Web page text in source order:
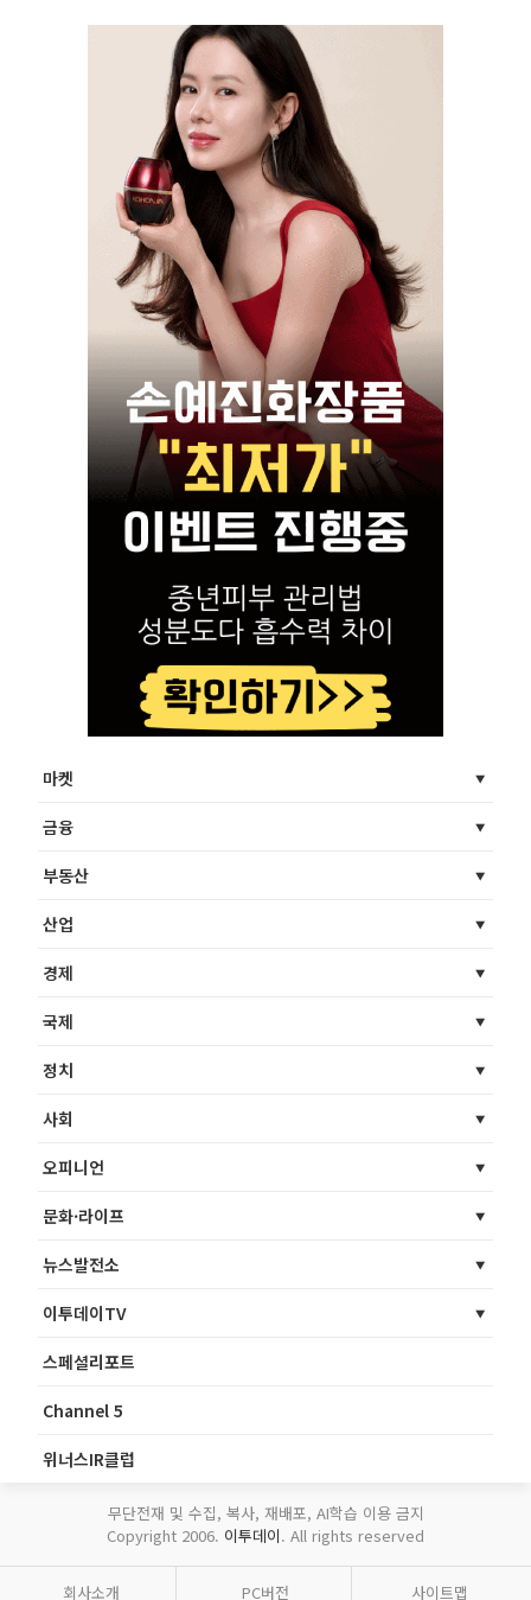
마켓
금융
부동산
산업
경제
국제
정치
사회
오피니언
문화·라이프
뉴스발전소
이투데이TV
스페셜리포트
Channel 5
위너스IR클럽
무단전재 및 수집, 복사, 재배포, AI학습 이용 금지
Copyright 2006. 이투데이. All rights reserved
회사소개 PC버전 사이트맵